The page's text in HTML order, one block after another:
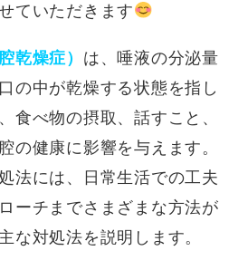
ていただきます
乾燥症） は、唾液の分泌量
の中が乾燥する状態を指し
食べ物の摂取、話すこと、
の健康に影響を与えます。
法には、日常生活での工夫
ーチまでさまざまな方法が
な対処法を説明します。